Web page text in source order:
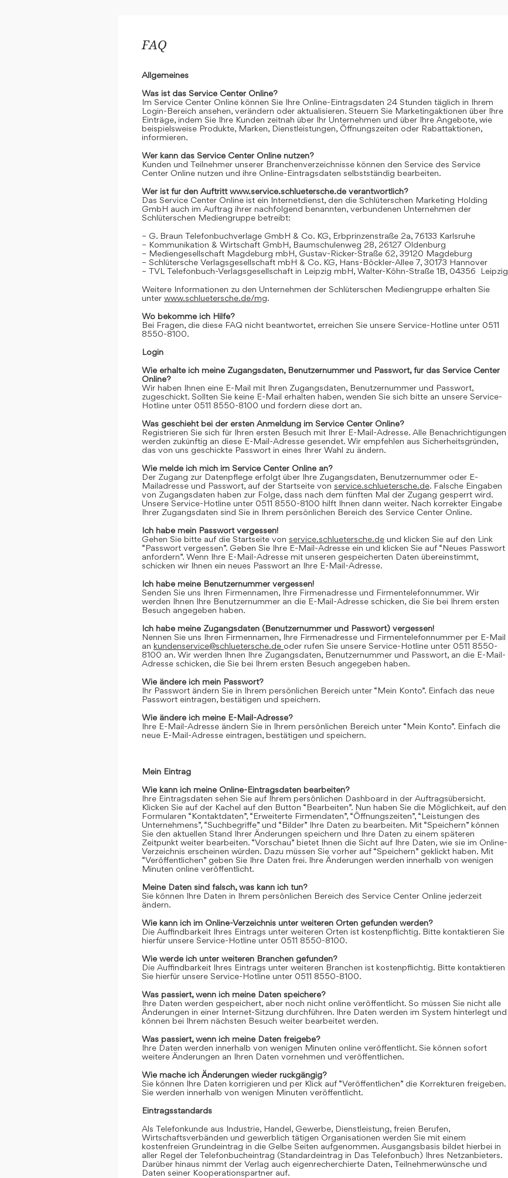
FAQ
Allgemeines
Was ist das Service Center Online?
Im Service Center Online können Sie Ihre Online-Eintragsdaten 24 Stunden täglich in Ihrem
Login-Bereich ansehen, verändern oder aktualisieren. Steuern Sie Marketingaktionen über Ihre
Einträge, indem Sie Ihre Kunden zeitnah über Ihr Unternehmen und über Ihre Angebote, wie
beispielsweise Produkte, Marken, Dienstleistungen, Öffnungszeiten oder Rabattaktionen,
informieren.
Wer kann das Service Center Online nutzen?
Kunden und Teilnehmer unserer Branchenverzeichnisse können den Service des Service
Center Online nutzen und ihre Online-Eintragsdaten selbstständig bearbeiten.
Wer ist für den Auftritt www.service.schluetersche.de verantwortlich?
Das Service Center Online ist ein Internetdienst, den die Schlüterschen Marketing Holding
GmbH auch im Auftrag ihrer nachfolgend benannten, verbundenen Unternehmen der
Schlüterschen Mediengruppe betreibt:
– G. Braun Telefonbuchverlage GmbH & Co. KG, Erbprinzenstraße 2a, 76133 Karlsruhe
– Kommunikation & Wirtschaft GmbH, Baumschulenweg 28, 26127 Oldenburg
– Mediengesellschaft Magdeburg mbH, Gustav-Ricker-Straße 62, 39120 Magdeburg
– Schlütersche Verlagsgesellschaft mbH & Co. KG, Hans-Böckler-Allee 7, 30173 Hannover
– TVL Telefonbuch-Verlagsgesellschaft in Leipzig mbH, Walter-Köhn-Straße 1B, 04356 Leipzig
Weitere Informationen zu den Unternehmen der Schlüterschen Mediengruppe erhalten Sie
unter www.schluetersche.de/mg.
Wo bekomme ich Hilfe?
Bei Fragen, die diese FAQ nicht beantwortet, erreichen Sie unsere Service-Hotline unter 0511
8550-8100.
Login
Wie erhalte ich meine Zugangsdaten, Benutzernummer und Passwort, für das Service Center
Online?
Wir haben Ihnen eine E-Mail mit Ihren Zugangsdaten, Benutzernummer und Passwort,
zugeschickt. Sollten Sie keine E-Mail erhalten haben, wenden Sie sich bitte an unsere Service-
Hotline unter 0511 8550-8100 und fordern diese dort an.
Was geschieht bei der ersten Anmeldung im Service Center Online?
Registrieren Sie sich für Ihren ersten Besuch mit Ihrer E-Mail-Adresse. Alle Benachrichtigungen
werden zukünftig an diese E-Mail-Adresse gesendet. Wir empfehlen aus Sicherheitsgründen,
das von uns geschickte Passwort in eines Ihrer Wahl zu ändern.
Wie melde ich mich im Service Center Online an?
Der Zugang zur Datenpflege erfolgt über Ihre Zugangsdaten, Benutzernummer oder E-
Mailadresse und Passwort, auf der Startseite von service.schluetersche.de. Falsche Eingaben
von Zugangsdaten haben zur Folge, dass nach dem fünften Mal der Zugang gesperrt wird.
Unsere Service-Hotline unter 0511 8550-8100 hilft Ihnen dann weiter. Nach korrekter Eingabe
Ihrer Zugangsdaten sind Sie in Ihrem persönlichen Bereich des Service Center Online.
Ich habe mein Passwort vergessen!
Gehen Sie bitte auf die Startseite von service.schluetersche.de und klicken Sie auf den Link
“Passwort vergessen”. Geben Sie Ihre E-Mail-Adresse ein und klicken Sie auf “Neues Passwort
anfordern”. Wenn Ihre E-Mail-Adresse mit unseren gespeicherten Daten übereinstimmt,
schicken wir Ihnen ein neues Passwort an Ihre E-Mail-Adresse.
Ich habe meine Benutzernummer vergessen!
Senden Sie uns Ihren Firmennamen, Ihre Firmenadresse und Firmentelefonnummer. Wir
werden Ihnen Ihre Benutzernummer an die E-Mail-Adresse schicken, die Sie bei Ihrem ersten
Besuch angegeben haben.
Ich habe meine Zugangsdaten (Benutzernummer und Passwort) vergessen!
Nennen Sie uns Ihren Firmennamen, Ihre Firmenadresse und Firmentelefonnummer per E-Mail
an kundenservice@schluetersche.de oder rufen Sie unsere Service-Hotline unter 0511 8550-
8100 an. Wir werden Ihnen Ihre Zugangsdaten, Benutzernummer und Passwort, an die E-Mail-
Adresse schicken, die Sie bei Ihrem ersten Besuch angegeben haben.
Wie ändere ich mein Passwort?
Ihr Passwort ändern Sie in Ihrem persönlichen Bereich unter “Mein Konto”. Einfach das neue
Passwort eintragen, bestätigen und speichern.
Wie ändere ich meine E-Mail-Adresse?
Ihre E-Mail-Adresse ändern Sie in Ihrem persönlichen Bereich unter “Mein Konto”. Einfach die
neue E-Mail-Adresse eintragen, bestätigen und speichern.
Mein Eintrag
Wie kann ich meine Online-Eintragsdaten bearbeiten?
Ihre Eintragsdaten sehen Sie auf Ihrem persönlichen Dashboard in der Auftragsübersicht.
Klicken Sie auf der Kachel auf den Button “Bearbeiten”. Nun haben Sie die Möglichkeit, auf den
Formularen “Kontaktdaten”, “Erweiterte Firmendaten”, “Öffnungszeiten”, “Leistungen des
Unternehmens”, “Suchbegriffe” und “Bilder” Ihre Daten zu bearbeiten. Mit “Speichern” können
Sie den aktuellen Stand Ihrer Änderungen speichern und Ihre Daten zu einem späteren
Zeitpunkt weiter bearbeiten. “Vorschau” bietet Ihnen die Sicht auf Ihre Daten, wie sie im Online-
Verzeichnis erscheinen würden. Dazu müssen Sie vorher auf “Speichern” geklickt haben. Mit
“Veröffentlichen” geben Sie Ihre Daten frei. Ihre Änderungen werden innerhalb von wenigen
Minuten online veröffentlicht.
Meine Daten sind falsch, was kann ich tun?
Sie können Ihre Daten in Ihrem persönlichen Bereich des Service Center Online jederzeit
ändern.
Wie kann ich im Online-Verzeichnis unter weiteren Orten gefunden werden?
Die Auffindbarkeit Ihres Eintrags unter weiteren Orten ist kostenpflichtig. Bitte kontaktieren Sie
hierfür unsere Service-Hotline unter 0511 8550-8100.
Wie werde ich unter weiteren Branchen gefunden?
Die Auffindbarkeit Ihres Eintrags unter weiteren Branchen ist kostenpflichtig. Bitte kontaktieren
Sie hierfür unsere Service-Hotline unter 0511 8550-8100.
Was passiert, wenn ich meine Daten speichere?
Ihre Daten werden gespeichert, aber noch nicht online veröffentlicht. So müssen Sie nicht alle
Änderungen in einer Internet-Sitzung durchführen. Ihre Daten werden im System hinterlegt und
können bei Ihrem nächsten Besuch weiter bearbeitet werden.
Was passiert, wenn ich meine Daten freigebe?
Ihre Daten werden innerhalb von wenigen Minuten online veröffentlicht. Sie können sofort
weitere Änderungen an Ihren Daten vornehmen und veröffentlichen.
Wie mache ich Änderungen wieder rückgängig?
Sie können Ihre Daten korrigieren und per Klick auf “Veröffentlichen” die Korrekturen freigeben.
Sie werden innerhalb von wenigen Minuten veröffentlicht.
Eintragsstandards
Als Telefonkunde aus Industrie, Handel, Gewerbe, Dienstleistung, freien Berufen,
Wirtschaftsverbänden und gewerblich tätigen Organisationen werden Sie mit einem
kostenfreien Grundeintrag in die Gelbe Seiten aufgenommen. Ausgangsbasis bildet hierbei in
aller Regel der Telefonbucheintrag (Standardeintrag in Das Telefonbuch) Ihres Netzanbieters.
Darüber hinaus nimmt der Verlag auch eigenrecherchierte Daten, Teilnehmerwünsche und
Daten seiner Kooperationspartner auf.